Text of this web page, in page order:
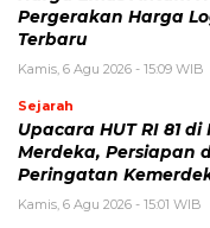
Kondisi Kritis, Ini
Manfaat, dan Jadwal
Rabu, 5 Agustus 2026 - 09:29
Rumor iPhone Air 2
Chip 2nm Jadi Sorotan